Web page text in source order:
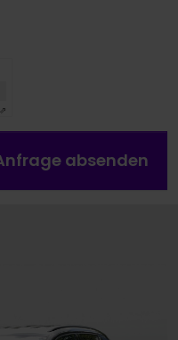
absenden